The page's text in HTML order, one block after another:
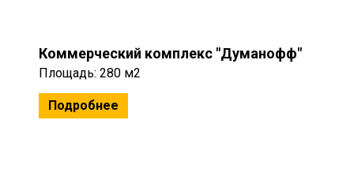
Коммерческий комплекс "Думанофф"
Площадь: 280 м2
Подробнее